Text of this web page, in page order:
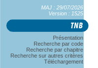
MAJ : 29/07/2026
Version : 1525
Présentation
Recherche par code
Recherche par chapitre
Recherche sur autres critères
Téléchargement